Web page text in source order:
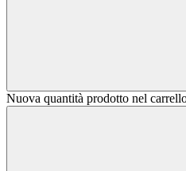
Nuova quantità prodotto nel